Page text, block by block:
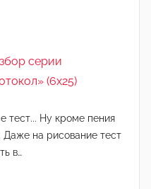
серии
(6х25)
тест... Ну кроме пения
Даже на рисование тест
в…